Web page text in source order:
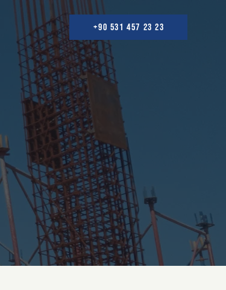
+90 531 457 23 23